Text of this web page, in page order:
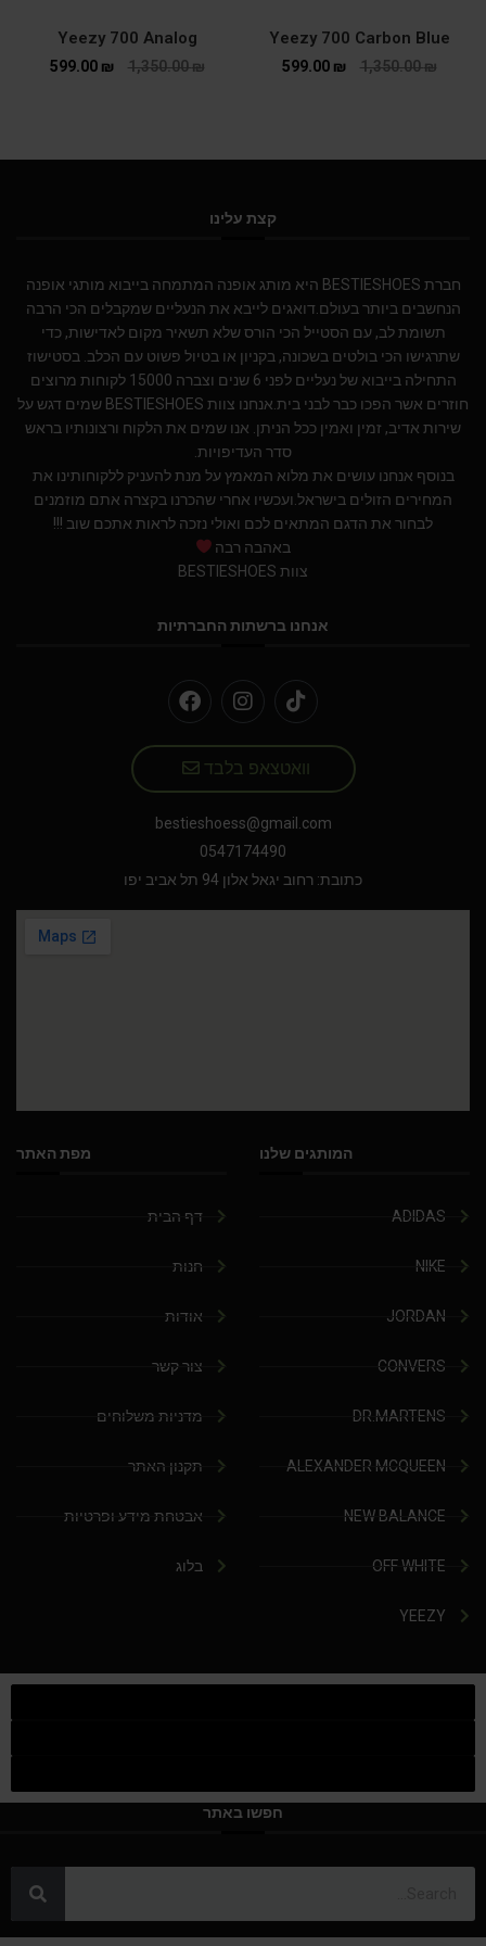
Yeezy 700 Carbon Blue
1,350.00₪
599.00 ₪
Yeezy 700 Analog
1,350.00₪
599.00 ₪
קצת עלינו
חברת BESTIESHOES היא מותג אופנה המתמחה בייבוא מותגי אופנה
הנחשבים ביותר בעולם.דואגים לייבא את הנעליים שמקבלים הכי הרבה
תשומת לב, עם הסטייל הכי הורס שלא תשאיר מקום לאדישות, כדי
שתרגישו הכי בולטים בשכונה, בקניון או בטיול פשוט עם הכלב. בסטישוז
התחילה בייבוא של נעליים לפני 6 שנים וצברה 15000 לקוחות מרוצים
חוזרים אשר הפכו כבר לבני בית.אנחנו צוות BESTIESHOES שמים דגש על
שירות אדיב, זמין ואמין ככל הניתן. אנו שמים את הלקוח ורצונותיו בראש
סדר העדיפויות.
בנוסף אנחנו עושים את מלוא המאמץ על מנת להעניק ללקוחותינו את
המחירים הזולים בישראל.ועכשיו אחרי שהכרנו בקצרה אתם מוזמנים
לבחור את הדגם המתאים לכם ואולי נזכה לראות אתכם שוב !!!
באהבה רבה
צוות BESTIESHOES
אנחנו ברשתות החברתיות
וואטצאפ בלבד
bestieshoess@gmail.com
0547174490
כתובת: רחוב יגאל אלון 94 תל אביב יפו
המותגים שלנו
ADIDAS
NIKE
JORDAN
CONVERS
DR.MARTENS
ALEXANDER MCQUEEN
NEW BALANCE
OFF WHITE
YEEZY
מפת האתר
דף הבית
חנות
אודות
צור קשר
מדניות משלוחים
תקנון האתר
אבטחת מידע ופרטיות
בלוג
חפשו באתר